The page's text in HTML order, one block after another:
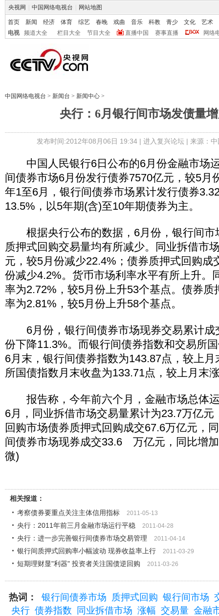
央视网 中国网络电视台 网站地图
首页 新闻 经济 体育 综艺 春晚 戏曲 音乐 科教 青少 文化
艺术
电视
频道大全 栏目大全 节目大全 直播中国 赛事直播 网络
中国网络电视台 > 新闻台 > 新闻中心 >
央行：6月银行间市场发债量
发布时间:2012年08月06日 19:34 | 进入复兴论坛| 来源：
中国人民银行6日公布的6月份金融市场
间债券市场6月份发行债券7570亿元，较5月
年1至6月，银行间债券市场累计发行债券
13.5%，以5年期(含)至10年期债券为主。
根据央行公布的数据，6月份，银行间市
质押式回购交易量均有所减少。同业拆借市
元，较5月份减少22.4%；债券质押式回购成
份减少4.2%。货币市场利率水平有所上升。
率为2.72%，较5月份上升53个基点。债券质
率为2.81%，较5月份上升58个基点。
6月份，银行间债券市场现券交易累计成
份下降11.3%。而银行间债券指数和交易所
6月末，银行间债券指数为143.87点，较上
所国债指数月末收盘为133.71点，较上月末
报告称，今年前六个月，金融市场总体运
6月，同业拆借市场交易量累计为23.7万亿元
回购市场债券质押式回购成交67.6万亿元，
间债券市场现券成交33.6 万亿元，同比增
微)
相关报道：
考察债券要重点关注主体信用指标
2011-05-13
央行：2011年前三月金融市场运行平稳 2011-04-28
央行：进一步完善银行间债券市场交易管理 2011-04-14
银行间质押式回购率小幅波动 现券收益率上行 2011-03-29
短期理财显"利器" 投资者关注国债逆回购 2011-03-26
热词： 银行间债券市场 质押式回购 银行间市场
央行 债券指数 同业拆借市场 涨幅 交易量 金融